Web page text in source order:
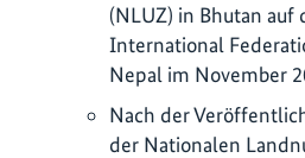
(NLUZ) in Bhutan auf
International
Nepal im November
Nach der
der Nationalen